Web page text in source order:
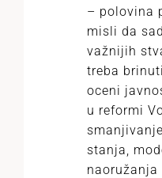
– polovina
misli da
važnijih
treba
oceni
u reformi
stanja,
naoružanja